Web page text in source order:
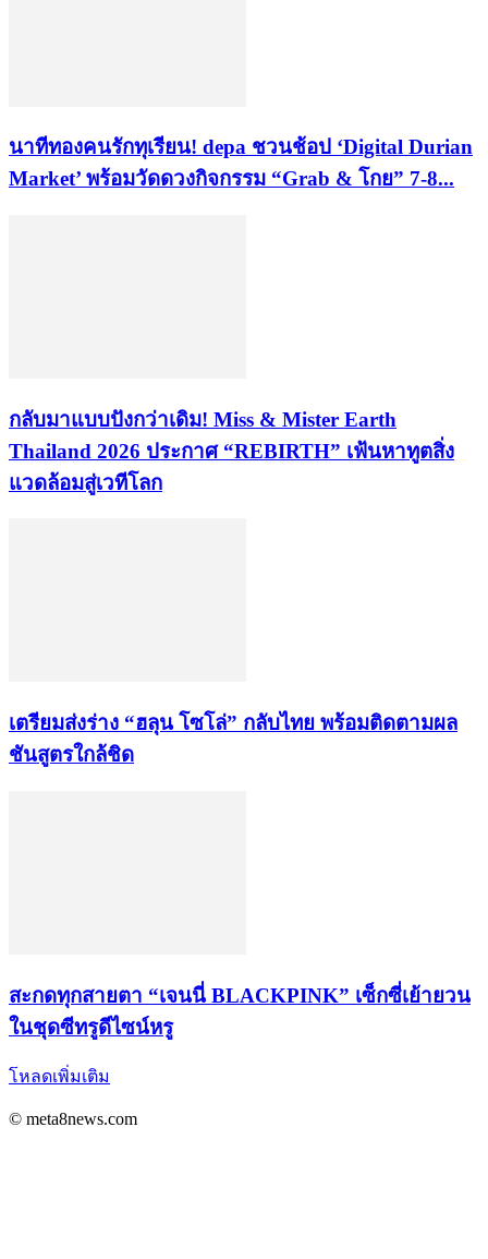
นาทีทองคนรักทุเรียน! depa ชวนช้อป ‘Digital Durian
Market’ พร้อมวัดดวงกิจกรรม “Grab & โกย” 7-8...
กลับมาแบบปังกว่าเดิม! Miss & Mister Earth
Thailand 2026 ประกาศ “REBIRTH” เฟ้นหาทูตสิ่ง
แวดล้อมสู่เวทีโลก
เตรียมส่งร่าง “ฮลุน โซโล่” กลับไทย พร้อมติดตามผล
ชันสูตรใกล้ชิด
สะกดทุกสายตา “เจนนี่ BLACKPINK” เซ็กซี่เย้ายวน
ในชุดซีทรูดีไซน์หรู
โหลดเพิ่มเติม
© meta8news.com